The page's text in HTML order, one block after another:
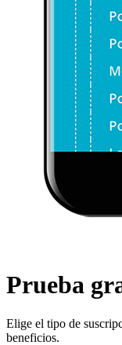
Prueba
Elige el tipo de
beneficios.